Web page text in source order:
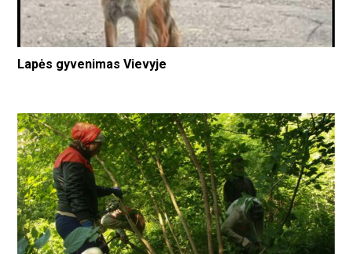
Lapės gyvenimas Vievyje